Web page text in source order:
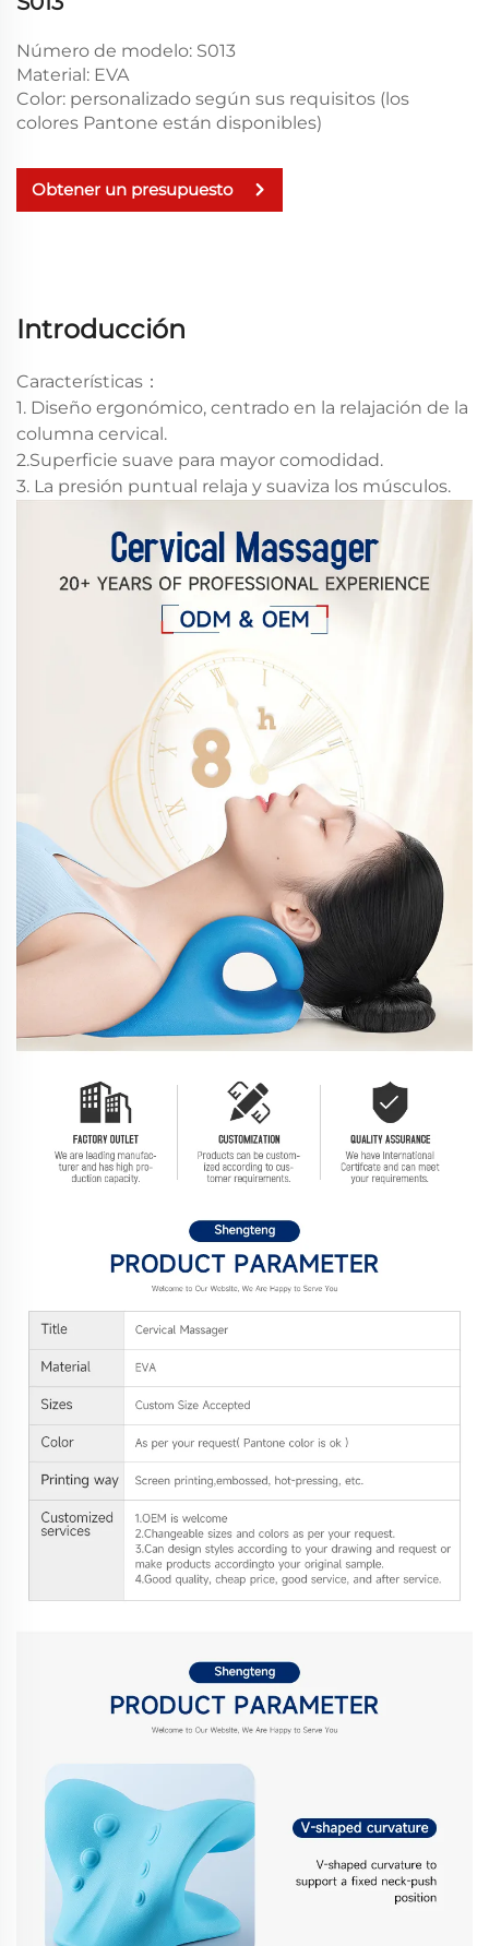
Número de modelo: S013
Material: EVA
Color: personalizado según sus requisitos (los
colores Pantone están disponibles)
Obtener un presupuesto
Introducción
Características：
1. Diseño ergonómico, centrado en la relajación de la
columna cervical.
2.Superficie suave para mayor comodidad.
3. La presión puntual relaja y suaviza los músculos.